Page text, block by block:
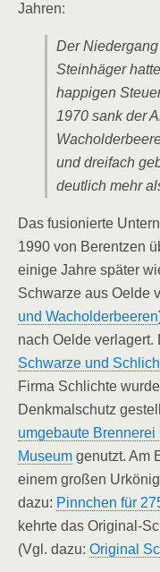
Jahren:
Der
Steinhäger
happigen
1970 sank der
und dreifach
deutlich mehr
Das fusionierte
1990 von Berentzen
einige Jahre später
Schwarze aus Oelde
und Wacholderbeeren
nach Oelde
Schwarze und
Firma Schlichte
Denkmalschutz
umgebaute Brennerei
Museum genutzt. Am
einem großen
dazu: Pinnchen für
kehrte das Original-
(Vgl. dazu: Original